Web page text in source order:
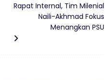
Rapat Internal, Tim Milenial
Naili-Akhmad Fokus
Menangkan PSU